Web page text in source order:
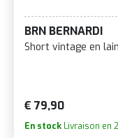
BRN BERNARDI
Short vintage en
€ 79,90
En stock Livraison en